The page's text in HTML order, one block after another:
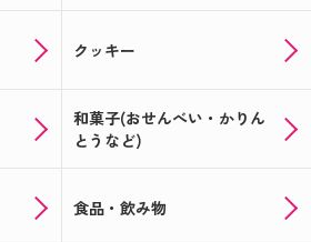
クッキー
和菓子(おせんべい・かりん
とうなど)
食品・飲み物